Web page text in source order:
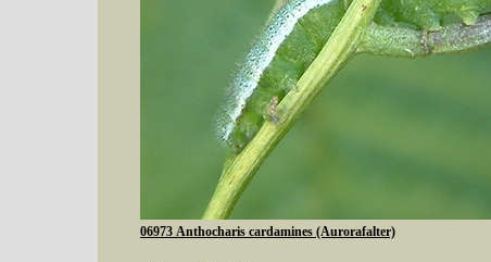
06973 Anthocharis cardamines (Aurorafalter)